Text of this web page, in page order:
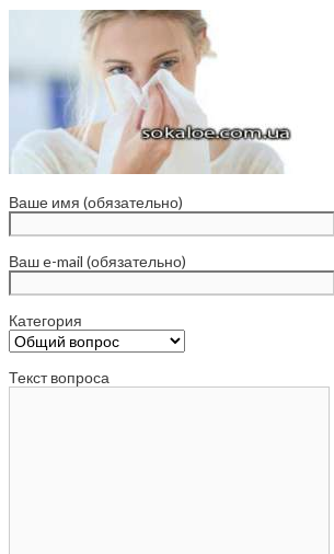
Ваше имя (обязательно)
Ваш e-mail (обязательно)
Категория
Текст вопроса